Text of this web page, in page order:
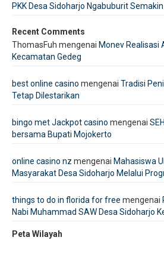
PKK Desa Sidoharjo Ngabuburit
Recent Comments
ThomasFuh mengenai Monev Realisasi
Kecamatan Gedeg
best online casino mengenai Tradisi
Tetap Dilestarikan
bingo met Jackpot casino mengenai
bersama Bupati Mojokerto
online casino nz mengenai Mahasiswa
Masyarakat Desa Sidoharjo Melalui
things to do in florida for free mengenai
Nabi Muhammad SAW Desa Sidoharjo
Peta Wilayah